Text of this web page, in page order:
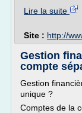
Lire la suite
Site : http://
Gestion
compte
Gestion
unique ?
Comptes de la